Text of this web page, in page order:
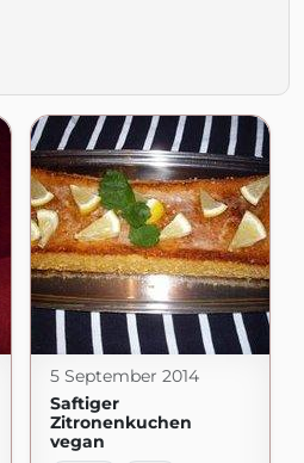
5 September 2014
Saftiger
Zitronenkuchen
vegan